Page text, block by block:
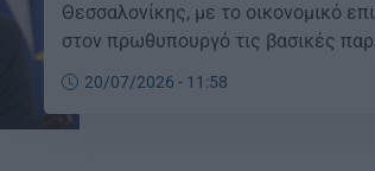
Θεσσαλονίκης, με το οικονομικό
στον πρωθυπουργό τις βασικές
τους αποτύπωμα.
20/07/2026 - 11:58